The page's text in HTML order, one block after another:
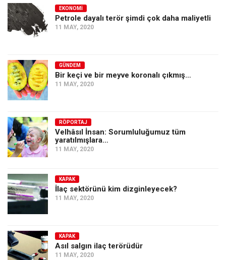
Türkiye
Siyaset
Dünya
Asya
Amerika
Avustralya
Tarih
Düşünce
Dosyalar
EKONOMI
Petrole dayalı terör şimdi çok daha maliyetli
11 MAY, 2020
GÜNDEM
Bir keçi ve bir meyve koronalı çıkmış…
11 MAY, 2020
RÖPORTAJ
Velhâsıl İnsan: Sorumluluğumuz tüm
yaratılmışlara…
11 MAY, 2020
KAPAK
İlaç sektörünü kim dizginleyecek?
11 MAY, 2020
KAPAK
Asıl salgın ilaç terörüdür
11 MAY, 2020